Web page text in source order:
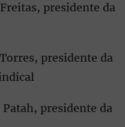
presidente da
presidente da
Patah, presidente da